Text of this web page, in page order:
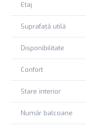
Etaj
Suprafață utilă
Disponibilitate
Confort
Stare interior
Număr balcoane